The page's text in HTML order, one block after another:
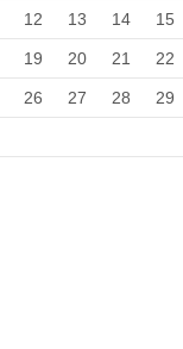
12 13 14 15
19 20 21 22
26 27 28 29